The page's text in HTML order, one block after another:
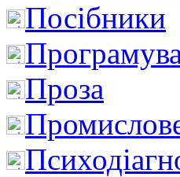
Посібники
Проза